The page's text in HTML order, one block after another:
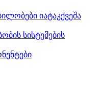
იატაკქვეშა
სისტემების